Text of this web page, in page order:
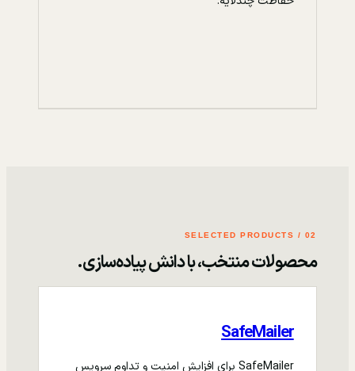
02 / SELECTED PRODUCTS
محصولات منتخب، با دانش پیاده‌سازی.
SafeMailer
SafeMailer برای افزایش امنیت و تداوم سرویس